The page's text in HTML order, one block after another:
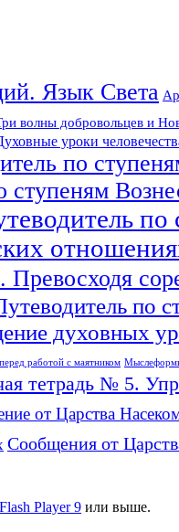
Язык Света
волны добровольцев и
уроки
по
ступеням
по
по
духовных
работой с маятником
тетрадь № 5.
от Царства
Сообщения от
Flash Player 9 или выше.